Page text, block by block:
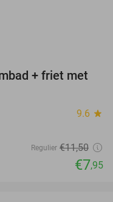
31%
+ friet met
9.6 star
Regulier €11,50
€7,95